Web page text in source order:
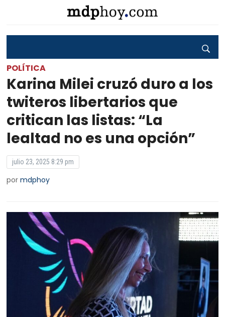
POLÍTICA
Karina Milei cruzó duro a los
twiteros libertarios que
critican las listas: “La
lealtad no es una opción”
julio 23, 2025 8:29 pm
pormdphoy